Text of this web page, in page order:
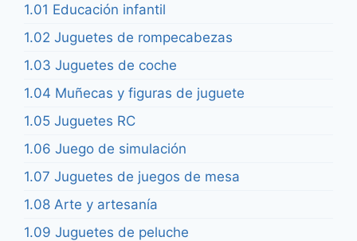
1.01 Educación infantil
1.02 Juguetes de rompecabezas
1.03 Juguetes de coche
1.04 Muñecas y figuras de juguete
1.05 Juguetes RC
1.06 Juego de simulación
1.07 Juguetes de juegos de mesa
1.08 Arte y artesanía
1.09 Juguetes de peluche